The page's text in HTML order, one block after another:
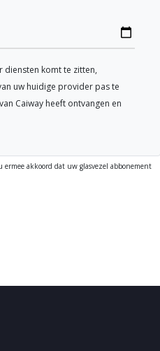
komt te zitten,
uw huidige provider pas te
Caiway heeft ontvangen en
akkoord dat uw glasvezel abbonement